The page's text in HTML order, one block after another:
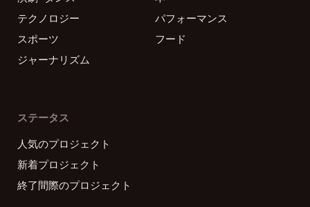
テクノロジー
パフォーマンス
スポーツ
フード
ジャーナリズム
ステータス
人気のプロジェクト
新着プロジェクト
終了間際のプロジェクト